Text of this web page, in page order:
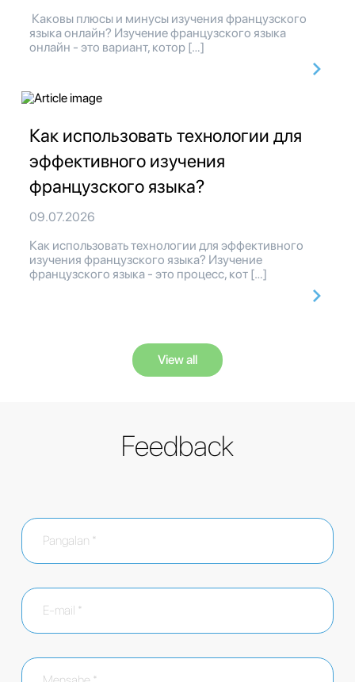
Каковы плюсы и минусы изучения французского
языка онлайн? Изучение французского языка
онлайн - это вариант, котор […]
Как использовать технологии для
эффективного изучения
французского языка?
09.07.2026
Как использовать технологии для эффективного
изучения французского языка? Изучение
французского языка - это процесс, кот […]
View all
Feedback